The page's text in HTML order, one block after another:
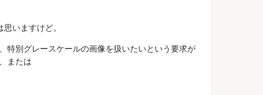
いますけど。
特別グレースケールの画像を扱いたいという要求が
または